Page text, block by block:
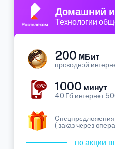
Домашний
Технологии
200 МБит
проводной
1000 минут
40 Гб интернет
Cпецпредложения
( заказ через
по акции